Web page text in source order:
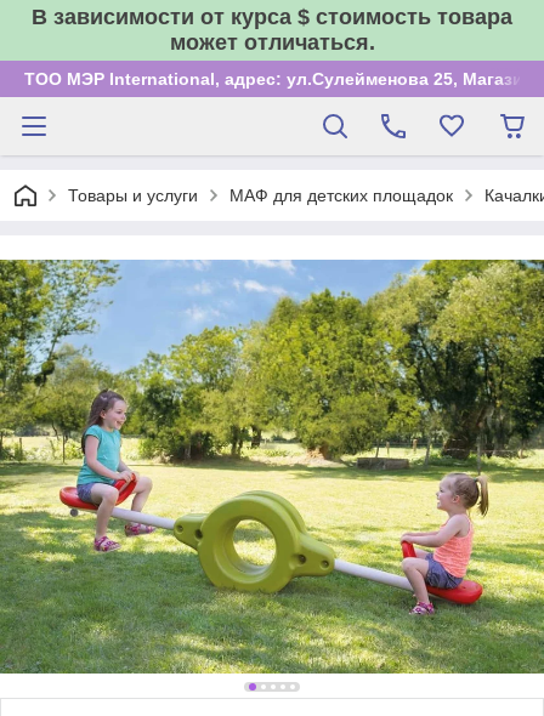
В зависимости от курса $ стоимость товара
может отличаться.
ТОО МЭР International, адрес: ул.Сулейменова 25, Магазин
Товары и услуги МАФ для детских площадок